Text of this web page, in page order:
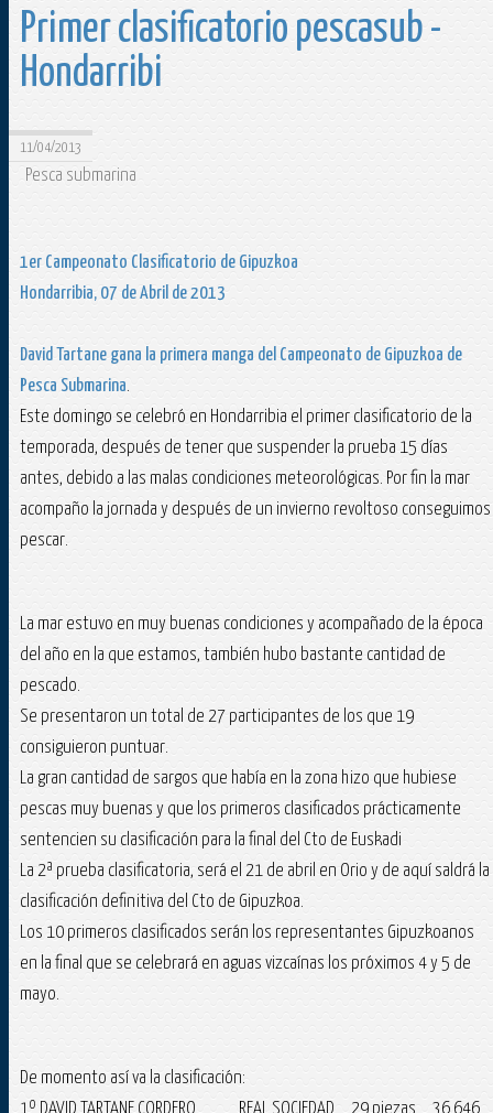
Primer clasificatorio pescasub -
Hondarribi
11/04/2013
Pesca submarina
1er Campeonato Clasificatorio de Gipuzkoa
Hondarribia, 07 de Abril de 2013
David Tartane gana la primera manga del Campeonato de Gipuzkoa de
Pesca Submarina.
Este domingo se celebró en Hondarribia el primer clasificatorio de la
temporada, después de tener que suspender la prueba 15 días
antes, debido a las malas condiciones meteorológicas. Por fin la mar
acompaño la jornada y después de un invierno revoltoso conseguimos
pescar.
La mar estuvo en muy buenas condiciones y acompañado de la época
del año en la que estamos, también hubo bastante cantidad de
pescado.
Se presentaron un total de 27 participantes de los que 19
consiguieron puntuar.
La gran cantidad de sargos que había en la zona hizo que hubiese
pescas muy buenas y que los primeros clasificados prácticamente
sentencien su clasificación para la final del Cto de Euskadi
La 2ª prueba clasificatoria, será el 21 de abril en Orio y de aquí saldrá la
clasificación definitiva del Cto de Gipuzkoa.
Los 10 primeros clasificados serán los representantes Gipuzkoanos
en la final que se celebrará en aguas vizcaínas los próximos 4 y 5 de
mayo.
De momento así va la clasificación:
1º DAVID TARTANE CORDERO REAL SOCIEDAD 29 piezas 36.646